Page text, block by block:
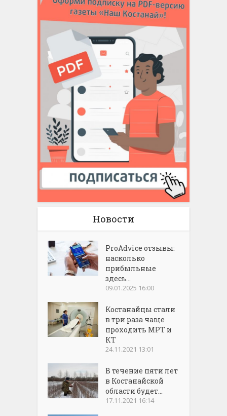
Новости
ProAdvice отзывы:
насколько
прибыльные
здесь...
09.01.2025 16:00
Костанайцы стали
в три раза чаще
проходить МРТ и
КТ
24.11.2021 13:01
В течение пяти лет
в Костанайской
области будет...
17.11.2021 16:14